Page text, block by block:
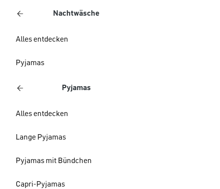
Nachtwäsche
Alles entdecken
Pyjamas
Pyjamas
Alles entdecken
Lange Pyjamas
Pyjamas mit Bündchen
Capri-Pyjamas